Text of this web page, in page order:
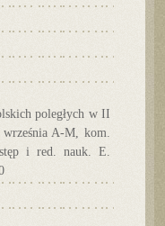
poległych w II
A-M, kom.
i red. nauk. E.